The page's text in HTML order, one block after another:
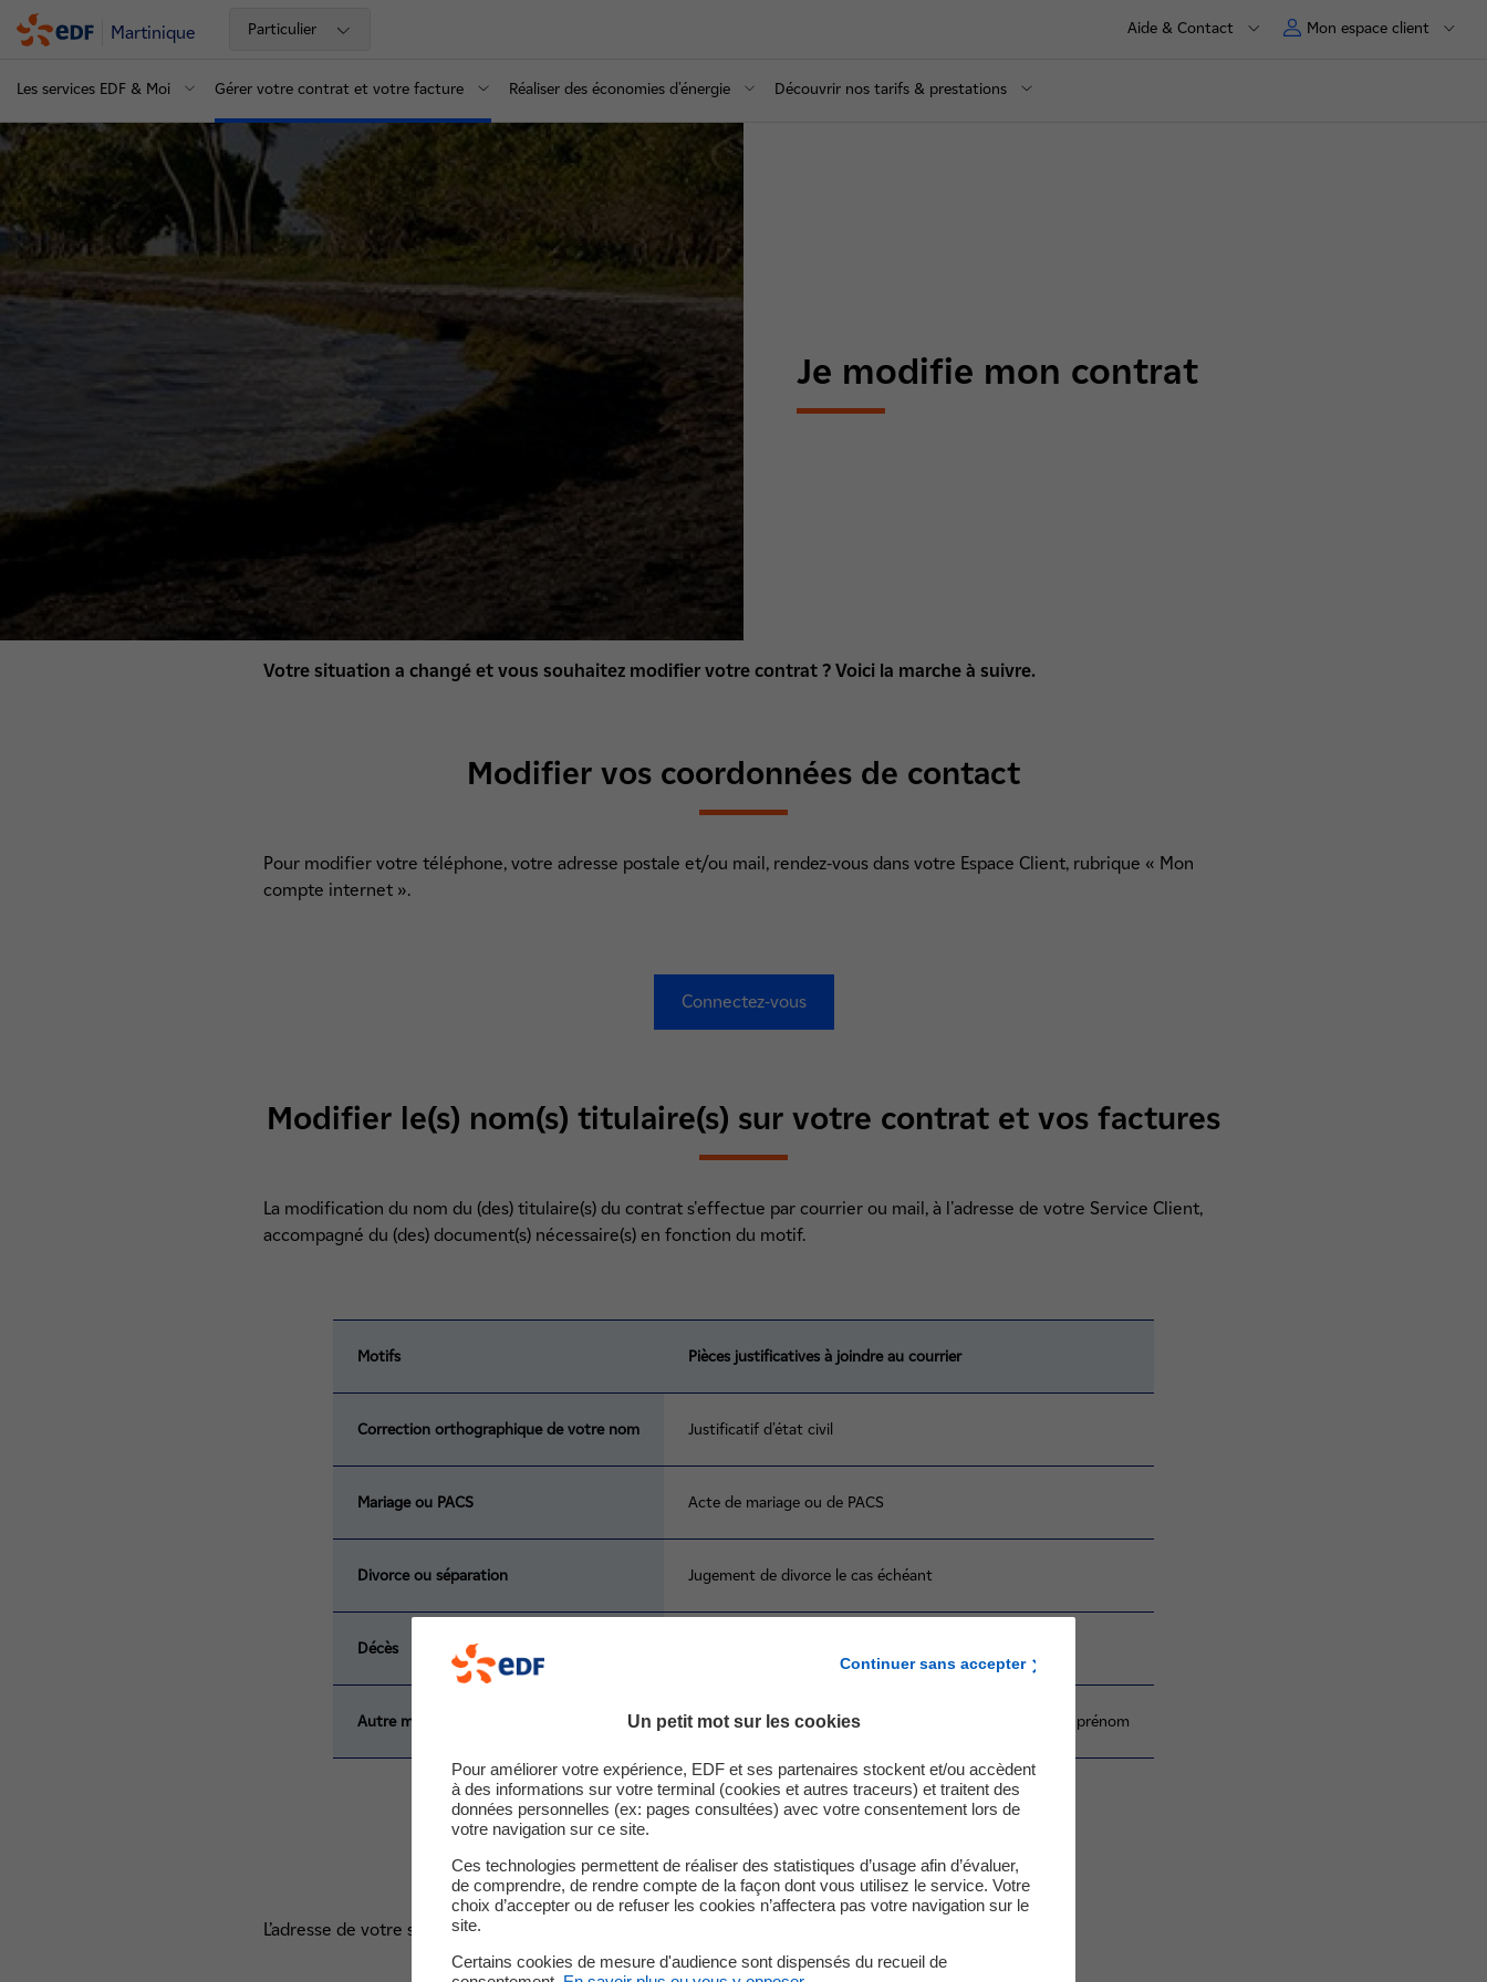
Martinique Particulier Aide & Contact Mon espace client
Les services EDF & Moi Gérer votre contrat et votre facture Réaliser des économies d'énergie Découvrir nos tarifs & prestations
Je modifie mon contrat
Votre situation a changé et vous souhaitez modifier votre contrat ? Voici la marche à suivre.
Modifier vos coordonnées de contact
Pour modifier votre téléphone, votre adresse postale et/ou mail, rendez-vous dans votre Espace Client, rubrique « Mon
compte internet ».
Connectez-vous
Modifier le(s) nom(s) titulaire(s) sur votre contrat et vos factures
La modification du nom du (des) titulaire(s) du contrat s'effectue par courrier ou mail, à l'adresse de votre Service Client,
accompagné du (des) document(s) nécessaire(s) en fonction du motif.
Motifs Pièces justificatives à joindre au courrier
Correction orthographique de votre nom Justificatif d'état civil
Mariage ou PACS Acte de mariage ou de PACS
Divorce ou séparation Jugement de divorce le cas échéant
Décès
Autre motif Tout document attestant la modification du nom ou du prénom
L’adresse de votre service client figure sur votre facture EDF.
Continuer sans accepter
Un petit mot sur les cookies
Pour améliorer votre expérience, EDF et ses partenaires stockent et/ou accèdent
à des informations sur votre terminal (cookies et autres traceurs) et traitent des
données personnelles (ex: pages consultées) avec votre consentement lors de
votre navigation sur ce site.
Ces technologies permettent de réaliser des statistiques d’usage afin d’évaluer,
de comprendre, de rendre compte de la façon dont vous utilisez le service. Votre
choix d’accepter ou de refuser les cookies n’affectera pas votre navigation sur le
site.
Certains cookies de mesure d'audience sont dispensés du recueil de